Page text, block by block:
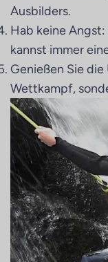
Ausbilders.
Hab keine
kannst immer
Genießen Sie
Wettkampf,